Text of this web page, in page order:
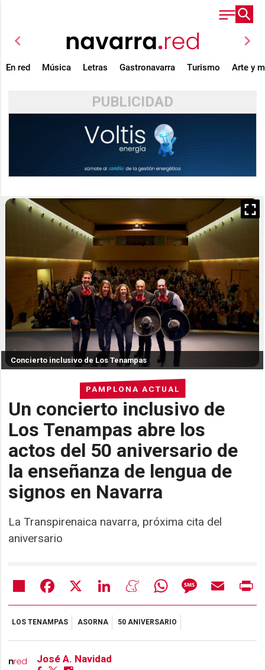
chevron_left chevron_right
En red Música Letras Gastronavarra Turismo Arte y
PUBLICIDAD
PAMPLONA ACTUAL
Un concierto inclusivo de
Los Tenampas abre los
actos del 50 aniversario de
la enseñanza de lengua de
signos en Navarra
La Transpirenaica navarra, próxima cita del
aniversario
Concierto inclusivo de Los Tenampas
Share Facebook LinkedIn MeneameWhatsAppMessageEmail
LOS TENAMPAS ASORNA 50 ANIVERSARIO
José A. Navidad